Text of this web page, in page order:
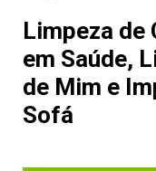
Limpeza de
em Saúde,
de Mim e
Sofá